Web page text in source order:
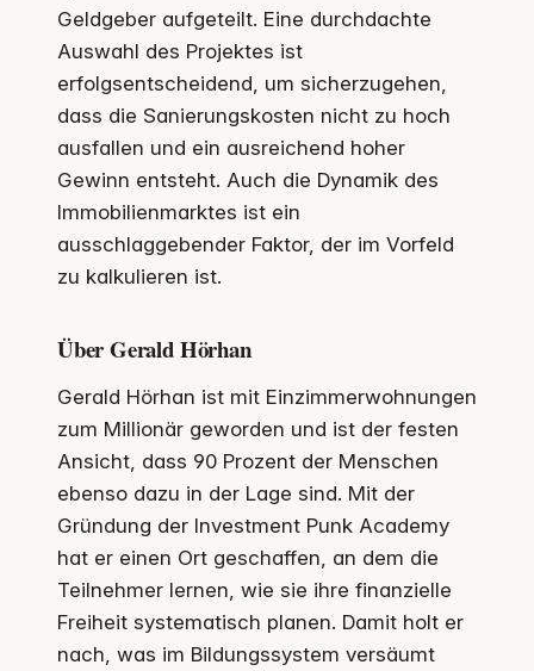
Geldgeber aufgeteilt. Eine durchdachte
Auswahl des Projektes ist
erfolgsentscheidend, um sicherzugehen,
dass die Sanierungskosten nicht zu hoch
ausfallen und ein ausreichend hoher
Gewinn entsteht. Auch die Dynamik des
Immobilienmarktes ist ein
ausschlaggebender Faktor, der im Vorfeld
zu kalkulieren ist.
Über Gerald Hörhan
Gerald Hörhan ist mit Einzimmerwohnungen
zum Millionär geworden und ist der festen
Ansicht, dass 90 Prozent der Menschen
ebenso dazu in der Lage sind. Mit der
Gründung der Investment Punk Academy
hat er einen Ort geschaffen, an dem die
Teilnehmer lernen, wie sie ihre finanzielle
Freiheit systematisch planen. Damit holt er
nach, was im Bildungssystem versäumt